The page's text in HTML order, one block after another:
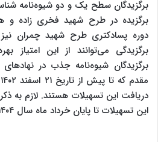
برگزیدگان سطح یک و دو شیوه‌نامه
برگزیده در طرح شهید فخری زاده و
دوره پسادکتری طرح شهید چمران
برگزیدگی می‌توانند از این امتیاز
برگزیدگان شیوه‌نامه جذب در
دریافت این تسهیلات هستند. لازم به
این تسهیلات تا پایان خرداد ماه سال ۱۴۰۴ تعیین شده است.